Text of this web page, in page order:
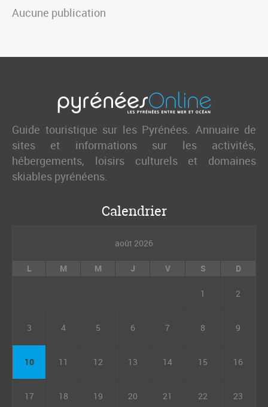
Aucune publication
Guide touristique sur les Pyrénées. Annuaire de
sites et informations sur les activités,
hébergements, loisirs culturels et domaines
skiables pyrénéens.
Calendrier
août 2026
L M M J V S D
1 2
3 4 5 6 7 8 9
10 11 12 13 14 15 16
17 18 19 20 21 22 23